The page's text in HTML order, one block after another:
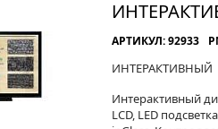
АРТИКУЛ: 92933
ИНТЕРАКТИВНЫЙ
Интерактивный
LСD, LED